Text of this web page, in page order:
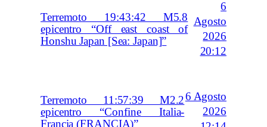
Terremoto 19:43:42 M5.8
epicentro “Off east coast of
Honshu Japan [Sea: Japan]”
6
Agosto
2026
20:12
Terremoto 11:57:39 M2.2
epicentro “Confine Italia-
Francia (FRANCIA)”
6 Agosto
2026